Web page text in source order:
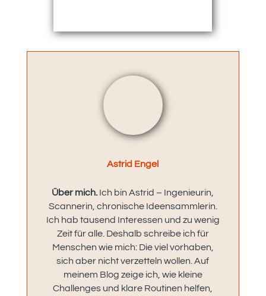
Astrid Engel
Über mich. Ich bin Astrid – Ingenieurin,
Scannerin, chronische Ideensammlerin.
Ich hab tausend Interessen und zu wenig
Zeit für alle. Deshalb schreibe ich für
Menschen wie mich: Die viel vorhaben,
sich aber nicht verzetteln wollen. Auf
meinem Blog zeige ich, wie kleine
Challenges und klare Routinen helfen,